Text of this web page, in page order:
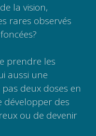
la vision,
rares observés
prendre les
aussi une
deux doses en
développer des
ou de devenir